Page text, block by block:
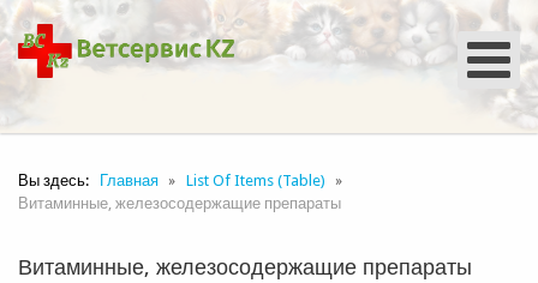
Вы здесь: Главная
List Of Items (Table)
Витаминные, железосодержащие препараты
Витаминные, железосодержащие препараты